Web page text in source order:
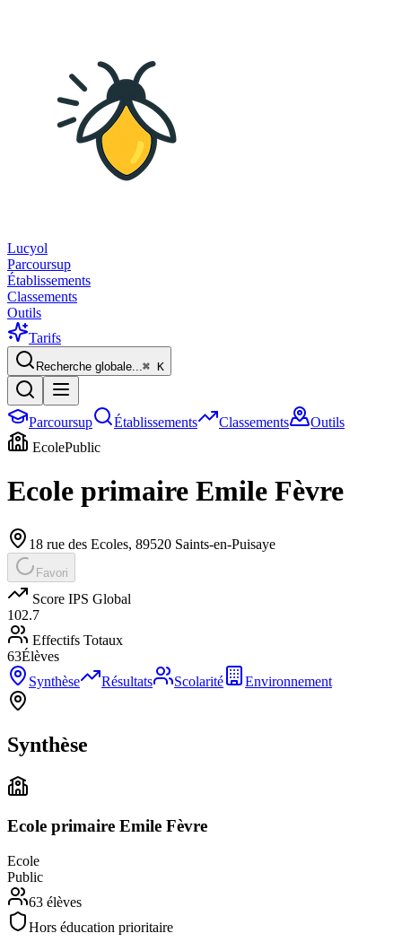
Lucyol
Parcoursup
Établissements
Classements
Outils
Tarifs
Recherche globale...⌘ K
Parcoursup Établissements Classements
Outils
EcolePublic
Ecole primaire Emile Fèvre
18 rue des Ecoles, 89520 Saints-en-Puisaye
Favori
Score IPS Global
102.7
Effectifs Totaux
63Élèves
Synthèse
Résultats Scolarité Environnement
Synthèse
Ecole primaire Emile Fèvre
Ecole
Public
63 élèves
Hors éducation prioritaire